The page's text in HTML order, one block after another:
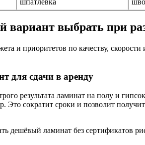
шпатлевка
вариант выбрать при
и приоритетов по качеству,
для сдачи в аренду
результата ламинат на полу и
Это сократит сроки и позволит
дешёвый ламинат без сертификатов